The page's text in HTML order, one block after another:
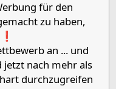
für den
zu haben,
an ... und
jetzt nach mehr als
durchzugreifen